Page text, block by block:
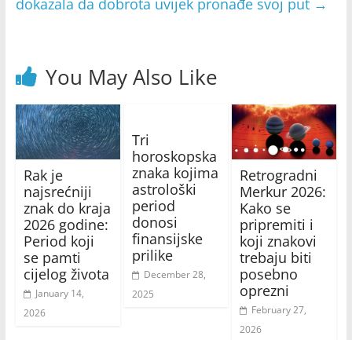
dokazala da dobrota uvijek pronađe svoj put →
You May Also Like
Rak je
najsrećniji
znak do kraja
2026 godine:
Period koji
se pamti
cijelog života
January 14,
2026
Tri
horoskopska
znaka kojima
astrološki
period
donosi
finansijske
prilike
December 28,
2025
Retrogradni
Merkur 2026:
Kako se
pripremiti i
koji znakovi
trebaju biti
posebno
oprezni
February 27,
2026